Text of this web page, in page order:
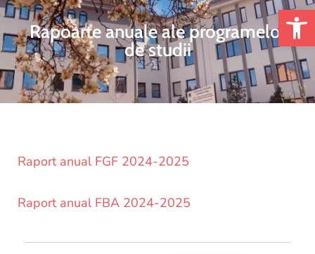
Students
Research
International
and
Rapoarte anuale ale programelor
de studii
Raport anual FGF 2024-2025
Raport anual FBA 2024-2025